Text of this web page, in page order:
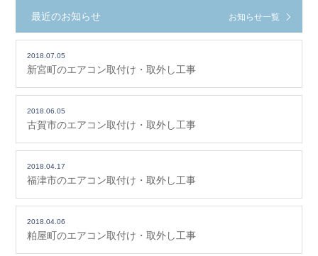
最近のお知らせ お知らせ一覧
2018.07.05
新宮町のエアコン取付け・取外し工事
2018.06.05
古賀市のエアコン取付け・取外し工事
2018.04.17
福津市のエアコン取付け・取外し工事
2018.04.06
粕屋町のエアコン取付け・取外し工事